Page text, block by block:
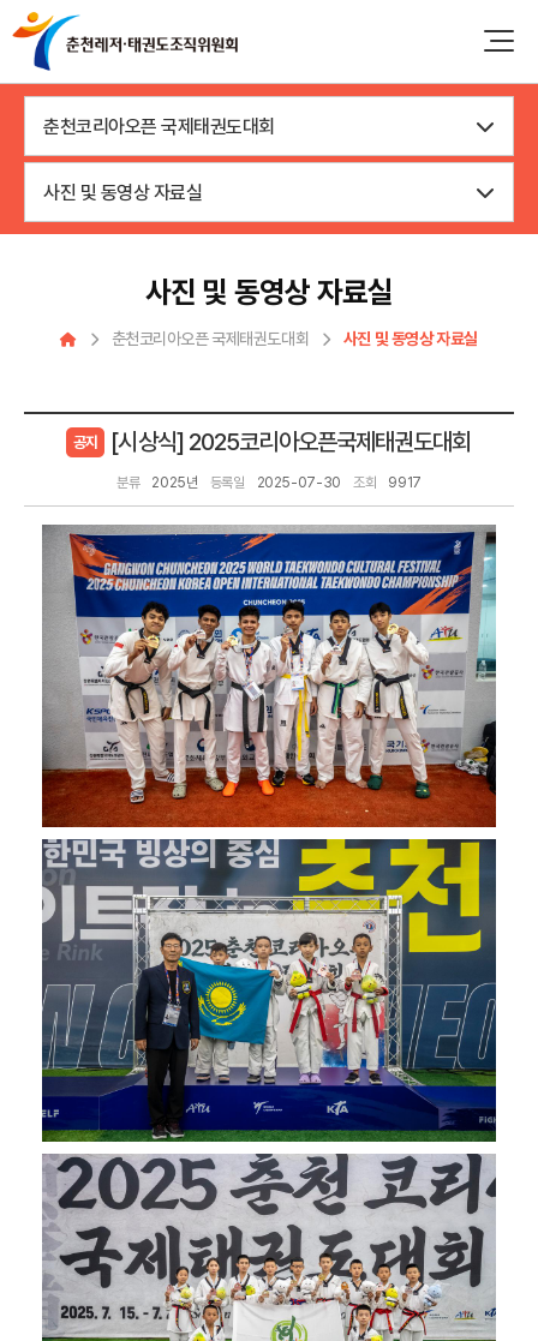
춘천코리아오픈 국제태권도대회
사진 및 동영상 자료실
사진 및 동영상 자료실
춘천코리아오픈 국제태권도대회 사진 및 동영상 자료실
공지 [시상식] 2025코리아오픈국제태권도대회
분류 2025년 등록일 2025-07-30 조회 9917